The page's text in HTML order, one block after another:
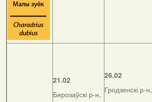
21.02
Бярозаўскі р-н,
26.02
Гродзенскі р-н,